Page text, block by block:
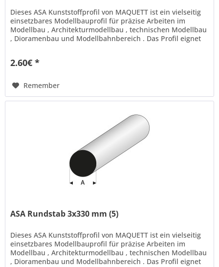
Dieses ASA Kunststoffprofil von MAQUETT ist ein vielseitig
einsetzbares Modellbauprofil für präzise Arbeiten im
Modellbau , Architekturmodellbau , technischen Modellbau
, Dioramenbau und Modellbahnbereich . Das Profil eignet
2.60€ *
Remember
ASA Rundstab 3x330 mm (5)
Dieses ASA Kunststoffprofil von MAQUETT ist ein vielseitig
einsetzbares Modellbauprofil für präzise Arbeiten im
Modellbau , Architekturmodellbau , technischen Modellbau
, Dioramenbau und Modellbahnbereich . Das Profil eignet